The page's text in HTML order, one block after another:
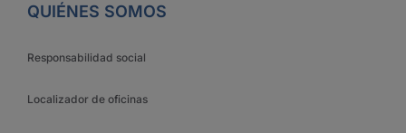
QUIÉNES SOMOS
Responsabilidad social
Localizador de oficinas